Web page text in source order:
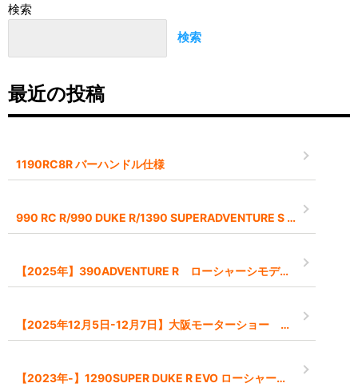
検索
検索
最近の投稿
1190RC8R バーハンドル仕様
990 RC R/990 DUKE R/1390 SUPERADVENTURE S EVO 2026モデル予約受付中です
【2025年】390ADVENTURE R ローシャーシモデル【-45mm】
【2025年12月5日-12月7日】大阪モーターショー インポートブランドとして出展します
【2023年-】1290SUPER DUKE R EVO ローシャーシモデル【-45mm】